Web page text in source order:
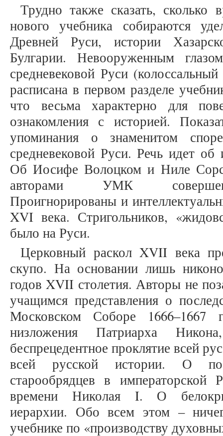
Трудно также сказать, сколько
нового учебника собираются
Древней Руси, истории
Булгарии. Невооруженным
средневековой Руси
расписана в первом разделе
что весьма характерно для
ознакомления с историей.
упоминания о знаменитом
средневековой Руси. Речь идет об
Об Иосифе Волоцком и Ниле
авторами УМК
Проигнорированы и
XVI века. Стригольников,
было на Руси.
Церковный раскол XVII века
скупо. На основании лишь
годов XVII столетия. Авторы не
учащимся представления о
Московском Соборе 1666–1667
низложения Патриарха
беспрецедентное проклятие всей
всей русской истории. О
старообрядцев в
времени Николая I. О
иерархии. Обо всем этом –
учебнике по «производству